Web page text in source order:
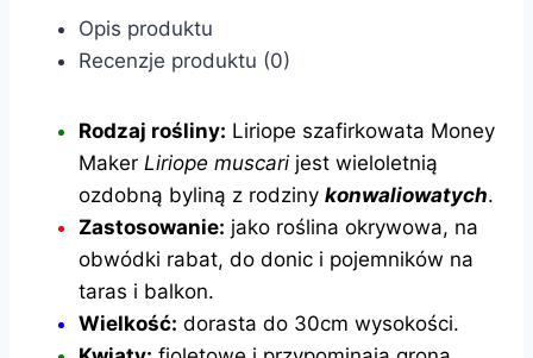
Opis produktu
Recenzje produktu (0)
Rodzaj rośliny: Liriope szafirkowata Money
Maker Liriope muscarijest wieloletnią
ozdobną byliną z rodziny konwaliowatych.
Zastosowanie: jako roślina okrywowa, na
obwódki rabat, do donic i pojemników na
taras i balkon.
Wielkość: dorasta do 30cm wysokości.